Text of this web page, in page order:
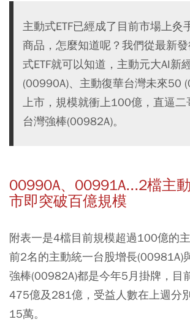
主動式ETF已經成了目前市場上灸
商品，怎麼知道呢？我們從最新
式ETF就可以知道，主動元大AI新
(00990A)、主動復華台灣未來50
上市，規模就衝上100億，直逼二
台灣強棒(00982A)。
00990A、00991A...2檔主
市即突破百億規模
附表一是4檔目前規模超過100億的
前2名的主動統一台股增長(00981A)
強棒(00982A)都是今年5月掛牌，目
475億及281億，受益人數在上週分
15萬。